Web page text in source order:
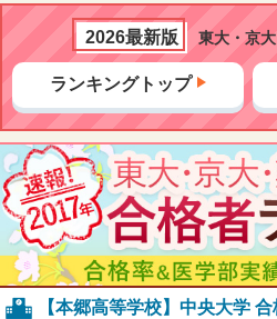
ト
2026最新版 東大・京
ランキングトップ
【本郷高等学校】中央大学